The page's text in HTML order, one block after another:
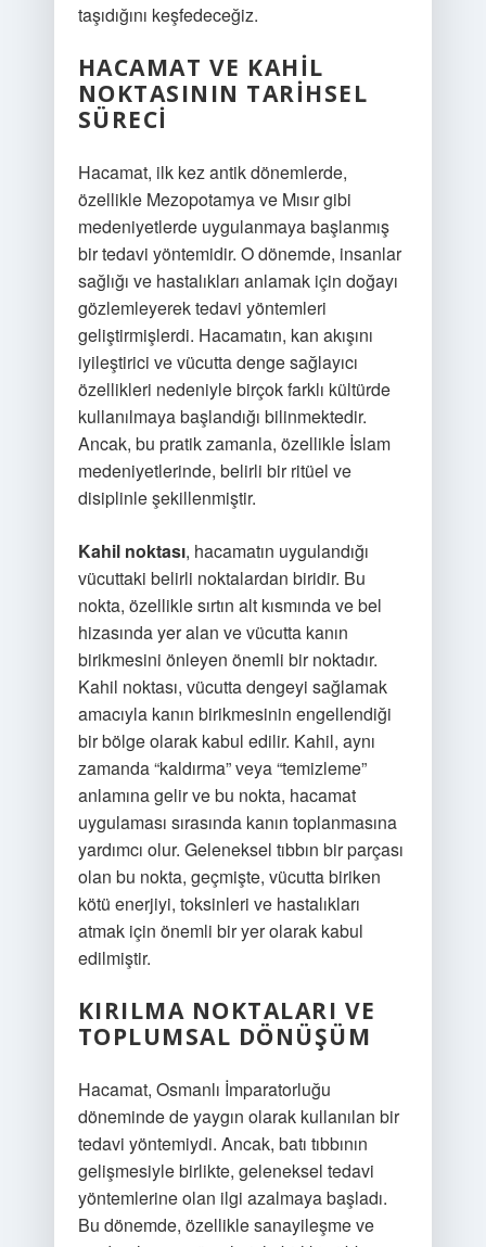
taşıdığını keşfedeceğiz.
HACAMAT VE KAHIL
NOKTASININ TARIHSEL
SÜRECI
Hacamat, ilk kez antik dönemlerde,
özellikle Mezopotamya ve Mısır gibi
medeniyetlerde uygulanmaya başlanmış
bir tedavi yöntemidir. O dönemde, insanlar
sağlığı ve hastalıkları anlamak için doğayı
gözlemleyerek tedavi yöntemleri
geliştirmişlerdi. Hacamatın, kan akışını
iyileştirici ve vücutta denge sağlayıcı
özellikleri nedeniyle birçok farklı kültürde
kullanılmaya başlandığı bilinmektedir.
Ancak, bu pratik zamanla, özellikle İslam
medeniyetlerinde, belirli bir ritüel ve
disiplinle şekillenmiştir.
Kahil noktası, hacamatın uygulandığı
vücuttaki belirli noktalardan biridir. Bu
nokta, özellikle sırtın alt kısmında ve bel
hizasında yer alan ve vücutta kanın
birikmesini önleyen önemli bir noktadır.
Kahil noktası, vücutta dengeyi sağlamak
amacıyla kanın birikmesinin engellendiği
bir bölge olarak kabul edilir. Kahil, aynı
zamanda “kaldırma” veya “temizleme”
anlamına gelir ve bu nokta, hacamat
uygulaması sırasında kanın toplanmasına
yardımcı olur. Geleneksel tıbbın bir parçası
olan bu nokta, geçmişte, vücutta biriken
kötü enerjiyi, toksinleri ve hastalıkları
atmak için önemli bir yer olarak kabul
edilmiştir.
KIRILMA NOKTALARI VE
TOPLUMSAL DÖNÜŞÜM
Hacamat, Osmanlı İmparatorluğu
döneminde de yaygın olarak kullanılan bir
tedavi yöntemiydi. Ancak, batı tıbbının
gelişmesiyle birlikte, geleneksel tedavi
yöntemlerine olan ilgi azalmaya başladı.
Bu dönemde, özellikle sanayileşme ve